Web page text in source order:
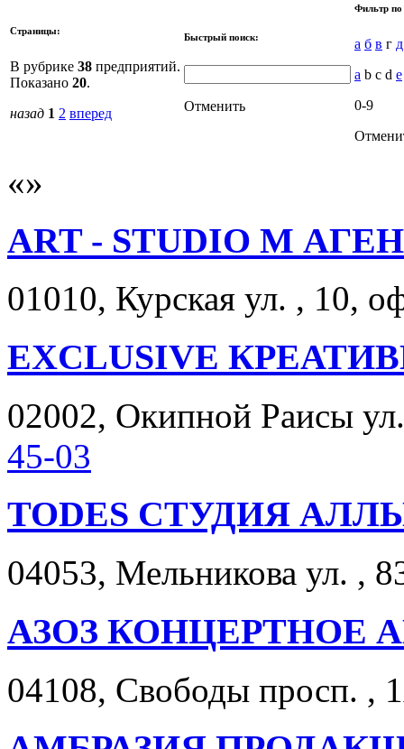
Страницы:
В рубрике 38 предприятий.
Показано 20.
назад 1 2 вперед
Быстрый поиск:
Отменить
Фильтр по
а б в г д
a b c d e
0-9
ART - STUDIO M
01010, Курская ул. , 10,
EXCLUSIVE
02002, Окипной Раисы
45-03
TODES СТУДИЯ
04053, Мельникова ул. ,
АЗОЗ КОНЦЕРТНОЕ
04108, Свободы просп. ,